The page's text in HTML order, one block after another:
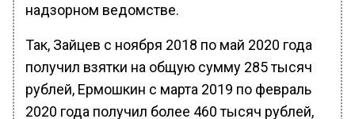
надзорном ведомстве.
Так, Зайцев с ноября 2018 по май 2020 года
получил взятки на общую сумму 285 тысяч
рублей, Ермошкин с марта 2019 по февраль
2020 года получил более 460 тысяч рублей,